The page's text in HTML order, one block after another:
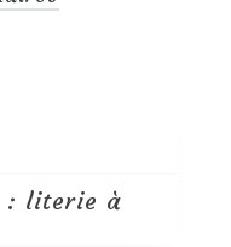
: literie à